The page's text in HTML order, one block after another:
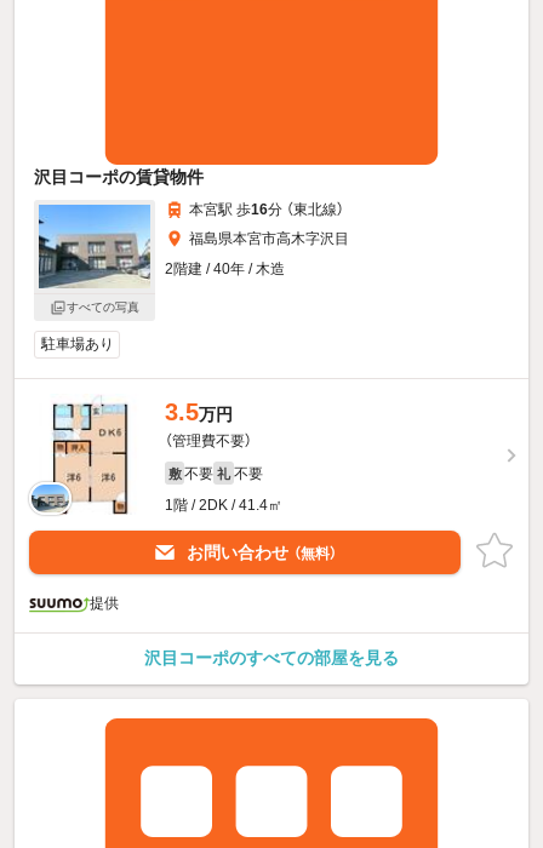
沢目コーポの賃貸物件
すべての写真
本宮駅 歩16分 （東北線）
福島県本宮市高木字沢目
2階建 / 40年 / 木造
駐車場あり
3.5万円
（管理費不要）
敷 不要 礼 不要
1階 / 2DK / 41.4㎡
お問い合わせ （無料）
提供
沢目コーポのすべての部屋を見る